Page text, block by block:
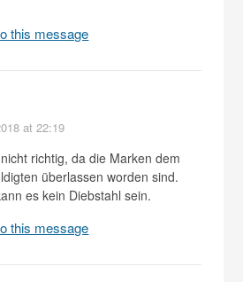
this message
at 22:19
richtig, da die Marken dem
überlassen worden sind.
es kein Diebstahl sein.
this message